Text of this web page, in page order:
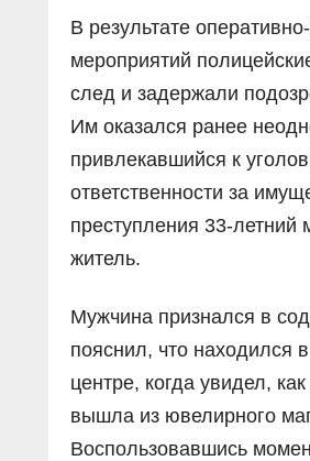
В результате
мероприятий
след и задержали
Им оказался ранее
привлекавшийся к
ответственности за
преступления 33-летний
житель.
Мужчина признался в
пояснил, что находился
центре, когда увидел,
вышла из ювелирного
Воспользовавшись